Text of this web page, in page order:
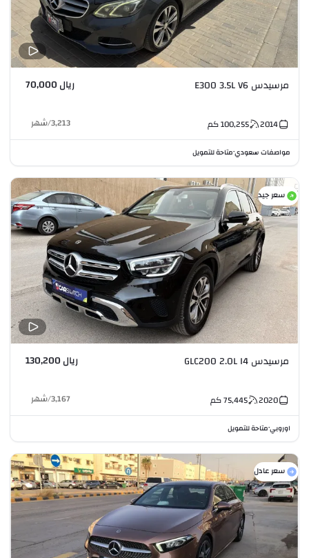
مرسيدس E300 3.5L V6 ريال 70,000
2014
100,255كم 3,213
/شهر
مواصفات سعودي•متاحة للتمويل
سعر جيد
مرسيدس GLC200 2.0L I4 ريال 130,200
2020
75,445كم 3,167
/شهر
اوروبي•متاحة للتمويل
سعر عادل